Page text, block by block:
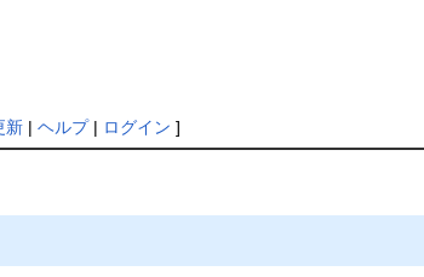
新| ヘルプ| ログイン ]